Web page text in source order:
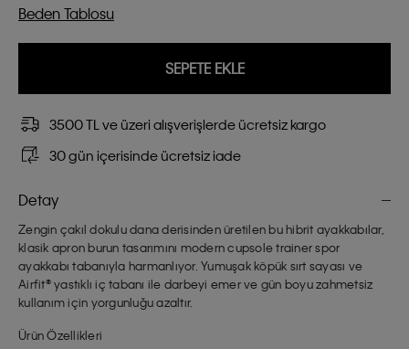
Beden Tablosu
SEPETE EKLE
3500 TL ve üzeri alışverişlerde ücretsiz kargo
30 gün içerisinde ücretsiz iade
Detay
Zengin çakıl dokulu dana derisinden üretilen bu hibrit ayakkabılar,
klasik apron burun tasarımını modern cupsole trainer spor
ayakkabı tabanıyla harmanlıyor. Yumuşak köpük sırt sayası ve
Airfit® yastıklı iç tabanı ile darbeyi emer ve gün boyu zahmetsiz
kullanım için yorgunluğu azaltır.
Ürün Özellikleri